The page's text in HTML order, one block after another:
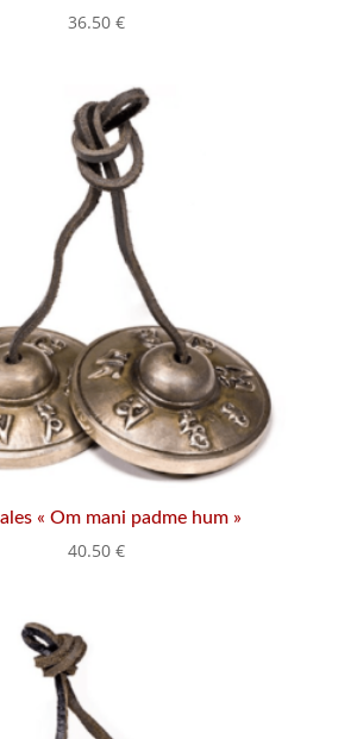
36.50 €
« Om mani padme hum »
40.50 €